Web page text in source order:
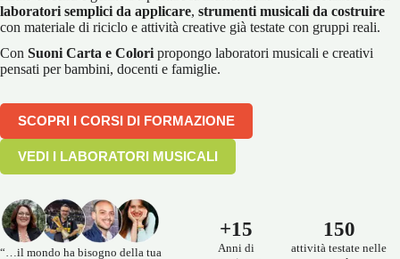
laboratori semplici da applicare, strumenti musicali da costruire
con materiale di riciclo e attività creative già testate con gruppi reali.
Con Suoni Carta e Colori propongo laboratori musicali e creativi
pensati per bambini, docenti e famiglie.
SCOPRI I CORSI DI FORMAZIONE
VEDI I LABORATORI MUSICALI
“…il mondo ha bisogno della tua
+15
Anni di
150
attività testate nelle